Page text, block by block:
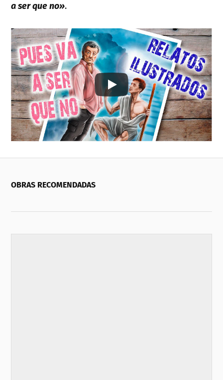
a ser que no».
OBRAS RECOMENDADAS